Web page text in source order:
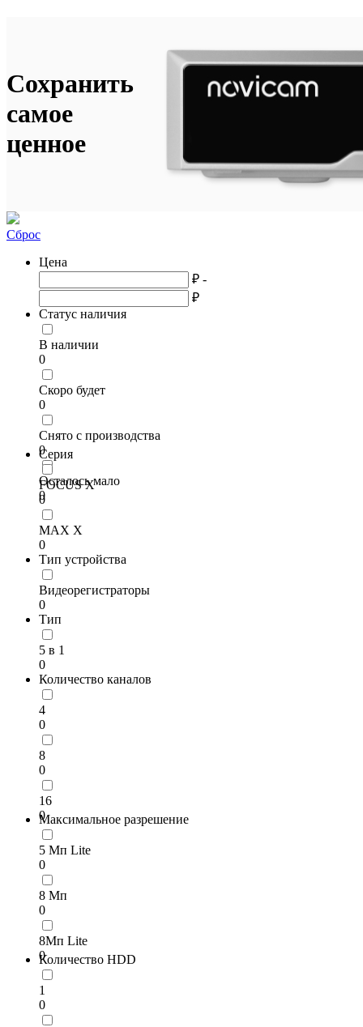
Сохранить
самое
ценное
Сброс
Цена
₽ -
₽
Статус наличия
В наличии
0
Скоро будет
0
Снято с производства
0
Осталось мало
0
Серия
FOCUS X
0
MAX X
0
Тип устройства
Видеорегистраторы
0
Тип
5 в 1
0
Количество каналов
4
0
8
0
16
0
Максимальное разрешение
5 Мп Lite
0
8 Мп
0
8Мп Lite
0
Количество HDD
1
0